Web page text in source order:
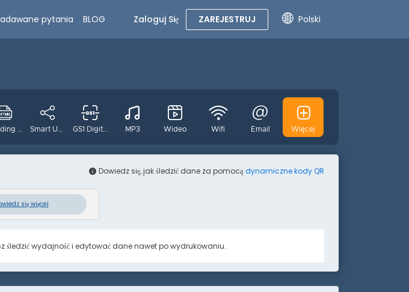
pytania BLOG Zaloguj Się ZAREJESTRUJ Polski
GS1 Digital MP3 Wideo Wifi Email WhatsApp
Lokalizacja Tekst SMS Mniej
Więcej
Dowiedz się, jak śledzić dane za pomocą dynamiczne kody QR
się więcej
śledzić wydajność i edytować dane nawet po wydrukowaniu.